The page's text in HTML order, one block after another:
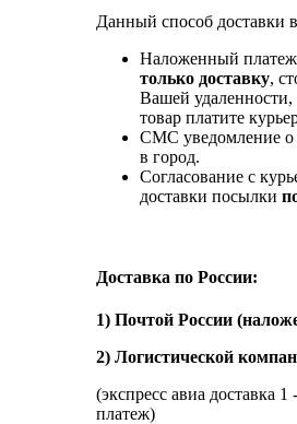
Данный способ доставки
Наложенный
только доставку,
Вашей
товар платите
СМС уведомление о
в город.
Согласование с
доставки посылки
Доставка по России:
1) Почтой России
2) Логистической
(экспресс авиа доставка
платеж)